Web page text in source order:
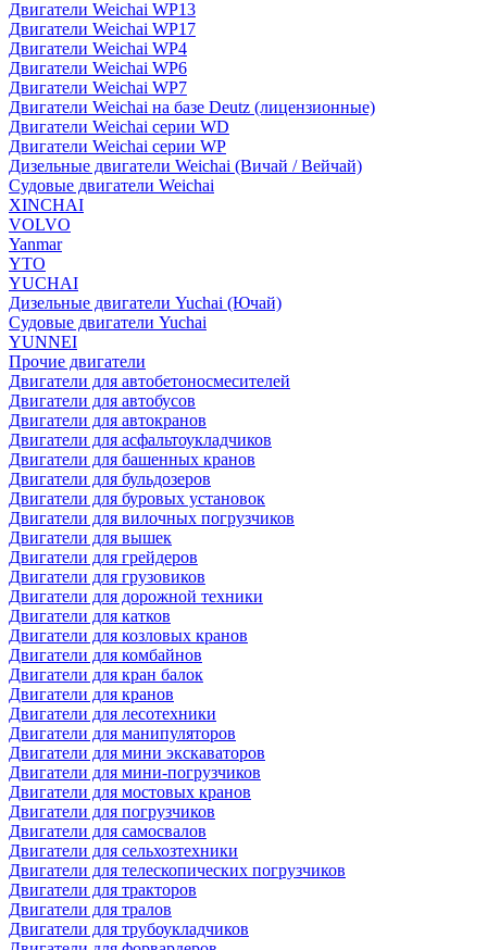
Двигатели Weichai WP13
Двигатели Weichai WP17
Двигатели Weichai WP4
Двигатели Weichai WP6
Двигатели Weichai WP7
Двигатели Weichai на базе Deutz (лицензионные)
Двигатели Weichai серии WD
Двигатели Weichai серии WP
Дизельные двигатели Weichai (Вичай / Вейчай)
Судовые двигатели Weichai
XINCHAI
VOLVO
Yanmar
YTO
YUCHAI
Дизельные двигатели Yuchai (Ючай)
Судовые двигатели Yuchai
YUNNEI
Прочие двигатели
Двигатели для автобетоносмесителей
Двигатели для автобусов
Двигатели для автокранов
Двигатели для асфальтоукладчиков
Двигатели для башенных кранов
Двигатели для бульдозеров
Двигатели для буровых установок
Двигатели для вилочных погрузчиков
Двигатели для вышек
Двигатели для грейдеров
Двигатели для грузовиков
Двигатели для дорожной техники
Двигатели для катков
Двигатели для козловых кранов
Двигатели для комбайнов
Двигатели для кран балок
Двигатели для кранов
Двигатели для лесотехники
Двигатели для манипуляторов
Двигатели для мини экскаваторов
Двигатели для мини-погрузчиков
Двигатели для мостовых кранов
Двигатели для погрузчиков
Двигатели для самосвалов
Двигатели для сельхозтехники
Двигатели для телескопических погрузчиков
Двигатели для тракторов
Двигатели для тралов
Двигатели для трубоукладчиков